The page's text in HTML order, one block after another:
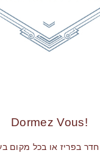
!Dormez Vous
חדר בפריז או בכל מקום